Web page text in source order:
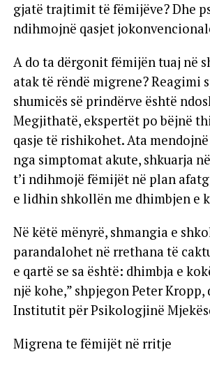
gjatë trajtimit të fëmijëve? Dhe
ndihmojnë qasjet
A do ta dërgonit fëmijën tuaj në
atak të rëndë migrene? Reagimi
shumicës së prindërve është
Megjithatë, ekspertët po bëjnë
qasje të rishikohet. Ata
nga simptomat akute, shkuarja
t’i ndihmojë fëmijët në plan
e lidhin shkollën me dhimbjen e
Në këtë mënyrë, shmangia e
parandalohet në rrethana të
e qartë se sa është: dhimbja e
një kohe,” shpjegon Peter
Institutit për Psikologjinë
Migrena te fëmijët në rritje